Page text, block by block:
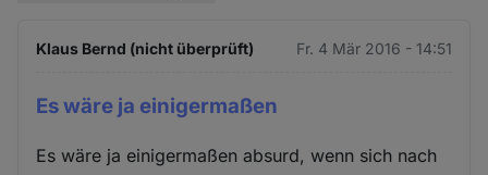
Klaus Bernd (nicht überprüft) Fr. 4 Mär 2016 - 14:51
Es wäre ja einigermaßen
Es wäre ja einigermaßen absurd, wenn sich nach